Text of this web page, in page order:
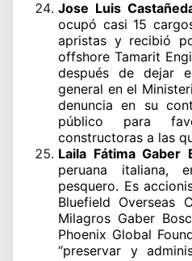
Jose Luis
ocupó casi 15
apristas y recibió
offshore Tamarit
después de dejar
general en el
denuncia en su
público para
constructoras a las
Laila Fátima Gaber
peruana italiana,
pesquero. Es
Bluefield Overseas
Milagros Gaber
Phoenix Global
“preservar y